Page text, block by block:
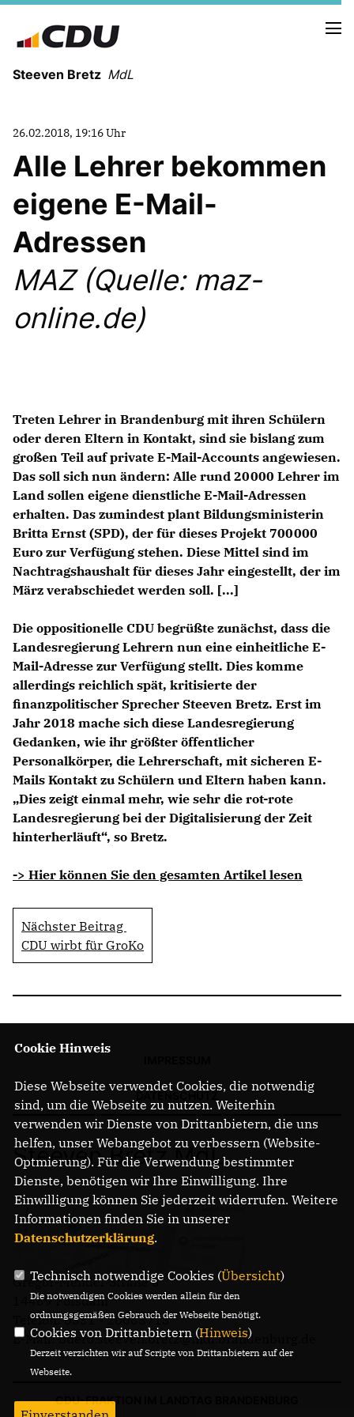
Steeven Bretz MdL
VITA
WAHLKREISBESUCHE
MEIN BÜRGERBÜRO
MEIN WAHLKREIS
CDU Deutschland
CDU Fraktion im Brandenburger Landtag
CDU Brandenburg
CDU Potsdam
26.02.2018, 19:16 Uhr
Alle Lehrer bekommen
eigene E-Mail-
Adressen
MAZ (Quelle: maz-
online.de)
Treten Lehrer in Brandenburg mit ihren Schülern
oder deren Eltern in Kontakt, sind sie bislang zum
großen Teil auf private E-Mail-Accounts angewiesen.
Das soll sich nun ändern: Alle rund 20 000 Lehrer im
Land sollen eigene dienstliche E-Mail-Adressen
erhalten. Das zumindest plant Bildungsministerin
Britta Ernst (SPD), der für dieses Projekt 700 000
Euro zur Verfügung stehen. Diese Mittel sind im
Nachtragshaushalt für dieses Jahr eingestellt, der im
März verabschiedet werden soll. [...]
Die oppositionelle CDU begrüßte zunächst, dass die
Landesregierung Lehrern nun eine einheitliche E-
Mail-Adresse zur Verfügung stellt. Dies komme
allerdings reichlich spät, kritisierte der
finanzpolitischer Sprecher Steeven Bretz. Erst im
Jahr 2018 mache sich diese Landesregierung
Gedanken, wie ihr größter öffentlicher
Personalkörper, die Lehrerschaft, mit sicheren E-
Mails Kontakt zu Schülern und Eltern haben kann.
Dies zeigt einmal mehr, wie sehr die rot-rote
Landesregierung bei der Digitalisierung der Zeit
hinterherläuft“, so Bretz.
-> Hier können Sie den gesamten Artikel lesen
Nächster Beitrag
CDU wirbt für GroKo
Steeven Bretz MdL
Gregor-Mendel-Straße 3
14469 Potsdam
Telefon: 0331 - 20085713
E-Mail: buero.steeven.bretz@mdl.brandenburg.de
CDU-FRAKTION IM LANDTAG BRANDENBURG
Cookie Hinweis
Diese Webseite verwendet Cookies, die notwendig
sind, um die Webseite zu nutzen. Weiterhin
verwenden wir Dienste von Drittanbietern, die uns
helfen, unser Webangebot zu verbessern (Website-
Optmierung). Für die Verwendung bestimmter
Dienste, benötigen wir Ihre Einwilligung. Ihre
Einwilligung können Sie jederzeit widerrufen. Weitere
Informationen finden Sie in unserer
Datenschutzerklärung.
Technisch notwendige Cookies (Übersicht)
Die notwendigen Cookies werden allein für den
ordnungsgemäßen Gebrauch der Webseite benötigt.
Cookies von Drittanbietern (Hinweis)
Derzeit verzichten wir auf Scripte von Drittanbietern auf der
Webseite.